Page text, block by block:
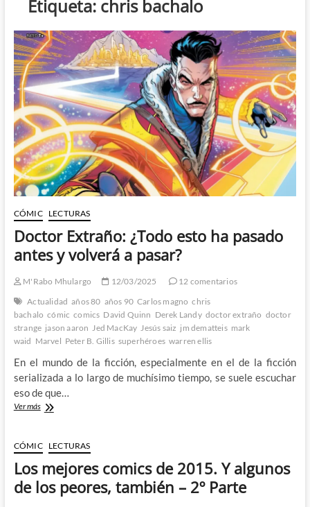
Etiqueta: chris bachalo
CÓMIC LECTURAS
Doctor Extraño: ¿Todo esto ha pasado
antes y volverá a pasar?
M'Rabo Mhulargo 12/03/2025
12 comentarios
Actualidad años 80 años 90 Carlos magno chris
bachalo cómic comics David Quinn Derek Landy doctor extraño doctor
strange jason aaron Jed MacKay Jesús saiz jm dematteis mark
waid Marvel Peter B. Gillis superhéroes warren ellis
En el mundo de la ficción, especialmente en el de la ficción
serializada a lo largo de muchísimo tiempo, se suele escuchar
eso de que…
Ver másDoctor
esto
ha
pasado
y
CÓMIC LECTURAS
Los mejores comics de 2015. Y algunos
de los peores, también – 2º Parte